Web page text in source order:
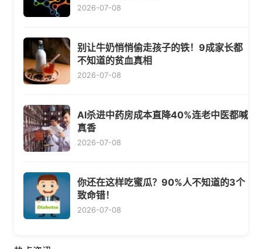
2026-07-08
别让牛奶悄悄偷走孩子的铁！9成家长都
不知道的贫血真相
2026-07-08
AI杀进中药房成本直降40%连老中医都喊
真香
2026-07-08
你还在这样吃蜜瓜？90%人不知道的3个
致命错！
2026-07-08